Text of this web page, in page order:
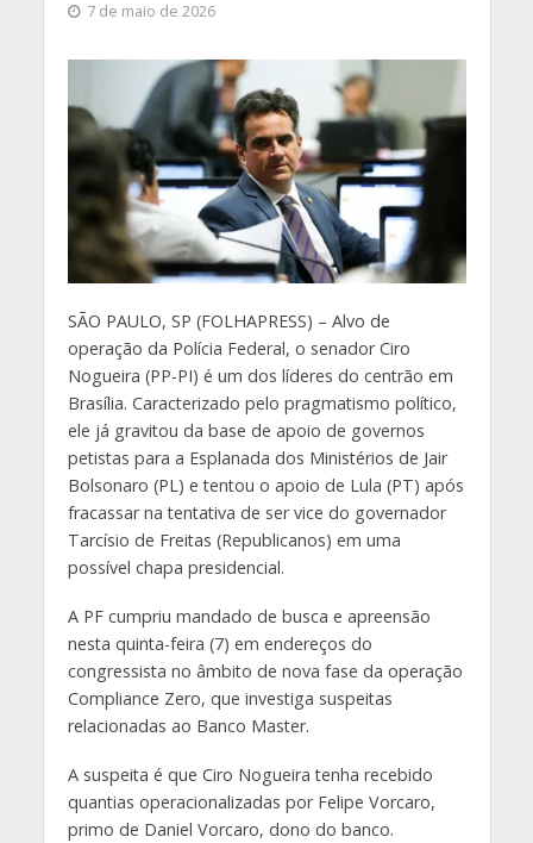
7 de maio de 2026
SÃO PAULO, SP (FOLHAPRESS) – Alvo de
operação da Polícia Federal, o senador Ciro
Nogueira (PP-PI) é um dos líderes do centrão em
Brasília. Caracterizado pelo pragmatismo político,
ele já gravitou da base de apoio de governos
petistas para a Esplanada dos Ministérios de Jair
Bolsonaro (PL) e tentou o apoio de Lula (PT) após
fracassar na tentativa de ser vice do governador
Tarcísio de Freitas (Republicanos) em uma
possível chapa presidencial.
A PF cumpriu mandado de busca e apreensão
nesta quinta-feira (7) em endereços do
congressista no âmbito de nova fase da operação
Compliance Zero, que investiga suspeitas
relacionadas ao Banco Master.
A suspeita é que Ciro Nogueira tenha recebido
quantias operacionalizadas por Felipe Vorcaro,
primo de Daniel Vorcaro, dono do banco.